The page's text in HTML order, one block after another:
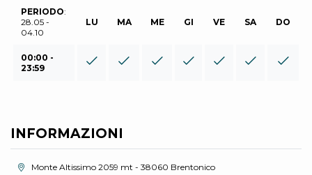
PERIODO:
28.05 -
04.10
LU MA ME GI VE SA DO
00:00 -
23:59
INFORMAZIONI
Località:Monte Altissimo 2059 mt - 38060 Brentonico